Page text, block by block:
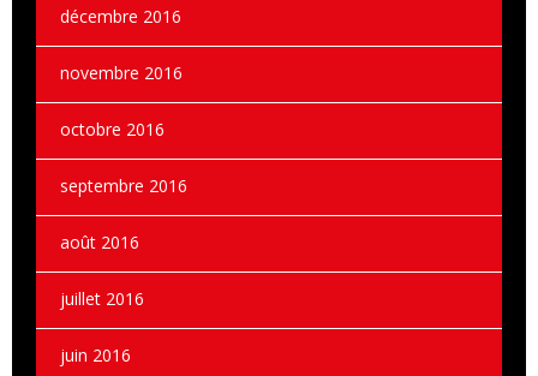
décembre 2016
novembre 2016
octobre 2016
septembre 2016
août 2016
juillet 2016
juin 2016